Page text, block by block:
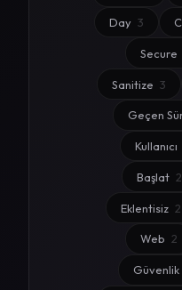
Day 3
Secure
Sanitize 3
Geçen
Kullanıcı
Başlat 2
Eklentisiz 2
Web 2
Güvenlik